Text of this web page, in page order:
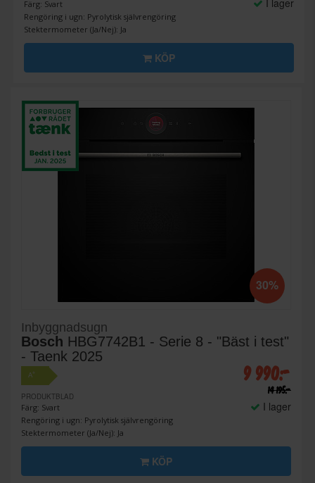
Färg: Svart
Rengöring i ugn: Pyrolytisk självrengöring
Stektermometer (Ja/Nej): Ja
I lager
KÖP
30%
Inbyggnadsugn
Bosch HBG7742B1 - Serie 8 - "Bäst i test"
- Taenk 2025
A+
PRODUKTBLAD
Färg: Svart
Rengöring i ugn: Pyrolytisk självrengöring
Stektermometer (Ja/Nej): Ja
9 990:-
14 195:-
I lager
KÖP